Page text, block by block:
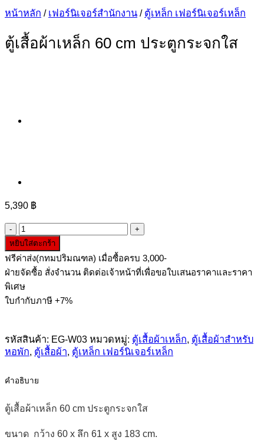
หน้าหลัก / เฟอร์นิเจอร์สำนักงาน / ตู้เหล็ก เฟอร์นิเจอร์เหล็ก
ตู้เสื้อผ้าเหล็ก 60 cm ประตูกระจกใส
5,390 ฿
จำนวน
ตู้
เสื้อผ้า
เหล็ก
60
cm
ใส
ชิ้น
หยิบใส่ตะกร้า
ฟรีค่าส่ง(กทมปริมณฑล) เมื่อซื้อครบ 3,000-
ฝ่ายจัดซื้อ สั่งจำนวน ติดต่อเจ้าหน้าที่เพื่อขอใบเสนอราคาและราคา
พิเศษ
ใบกำกับภาษี +7%
รหัสสินค้า: EG-W03 หมวดหมู่: ตู้เสื้อผ้าเหล็ก, ตู้เสื้อผ้าสำหรับ
หอพัก, ตู้เสื้อผ้า, ตู้เหล็ก เฟอร์นิเจอร์เหล็ก
คำอธิบาย
ตู้เสื้อผ้าเหล็ก 60 cm ประตูกระจกใส
ขนาด กว้าง 60 x ลึก 61 x สูง 183 cm.